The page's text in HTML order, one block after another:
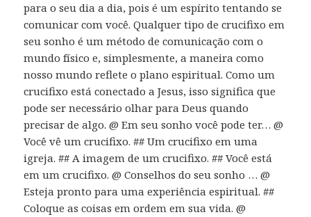
para o seu dia a dia, pois é um espírito tentando se
comunicar com você. Qualquer tipo de crucifixo em
seu sonho é um método de comunicação com o
mundo físico e, simplesmente, a maneira como
nosso mundo reflete o plano espiritual. Como um
crucifixo está conectado a Jesus, isso significa que
pode ser necessário olhar para Deus quando
precisar de algo. @ Em seu sonho você pode ter… @
Você vê um crucifixo. ## Um crucifixo em uma
igreja. ## A imagem de um crucifixo. ## Você está
em um crucifixo. @ Conselhos do seu sonho … @
Esteja pronto para uma experiência espiritual. ##
Coloque as coisas em ordem em sua vida. @